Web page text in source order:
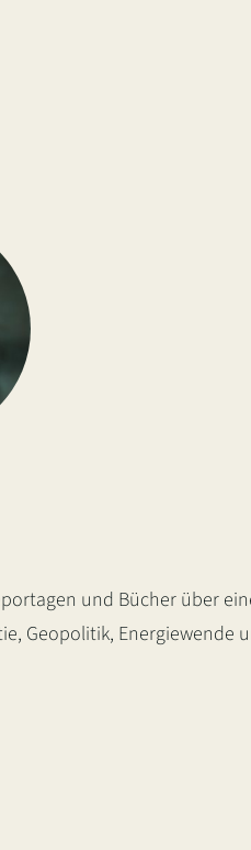
und Bücher über
Geopolitik, Energiewende